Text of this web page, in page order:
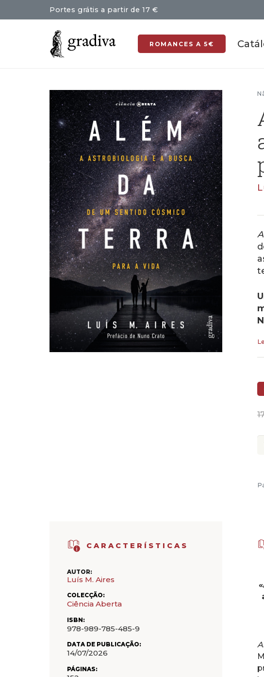
Portes grátis a partir de 17 €
ROMANCES A 5€
e
a
CARACTERÍSTICAS
AUTOR:
Luís M. Aires
COLECÇÃO:
Ciência Aberta
ISBN:
978-989-785-485-9
DATA DE PUBLICAÇÃO:
14/07/2026
PÁGINAS: